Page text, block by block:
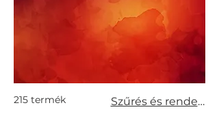
215 termék Szűrés és rendezés